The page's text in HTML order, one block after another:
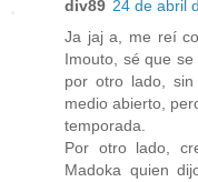
div89 24 de abril
Ja jaj a, me reí
Imouto, sé que se
por otro lado,
medio abierto,
temporada.
Por otro lado,
Madoka quien